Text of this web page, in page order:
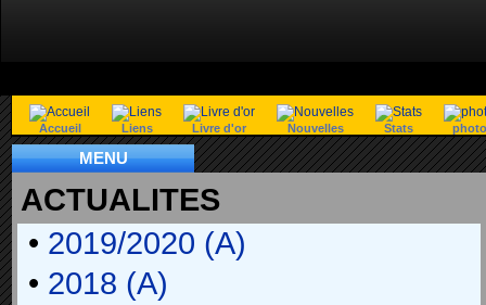
Accueil Liens Livre d'or Nouvelles Stats
MENU
ACTUALITES
• 2019/2020 (A)
• 2018 (A)